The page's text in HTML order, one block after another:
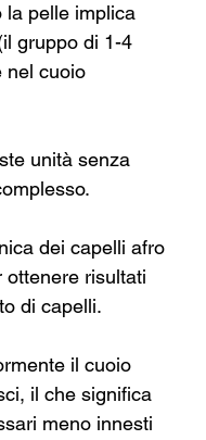
la pelle implica
gruppo di 1-4
nel cuoio
unità senza
dei capelli afro
ottenere risultati
di capelli.
il cuoio
il che significa
meno innesti